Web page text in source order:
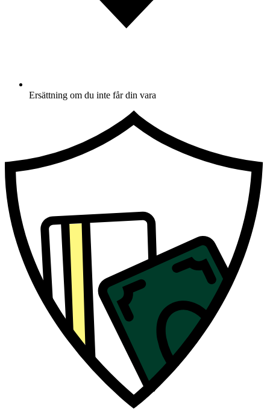
Ersättning om du inte får din vara